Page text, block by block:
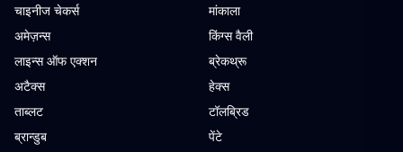
चाइनीज चेकर्स
मांकाला
अमेज़न्स
किंग्स वैली
लाइन्स ऑफ एक्शन
ब्रेकथ्रू
अटैक्स
हेक्स
ताब्लट
टॉलब्रिड
ब्रान्डुब
पेंटे